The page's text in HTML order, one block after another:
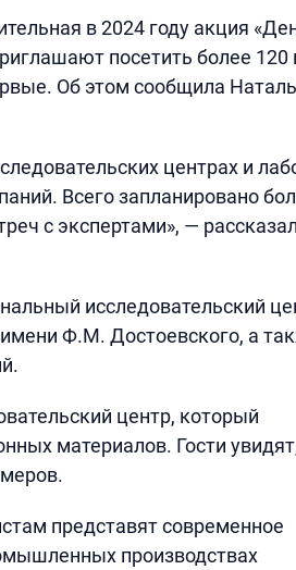
в 2024 году акция
посетить более
Об этом сообщила
центрах и
Всего запланировано
с экспертами», —
исследовательский
Ф.М. Достоевского, а
центр, который
материалов. Гости
представят современное
производствах